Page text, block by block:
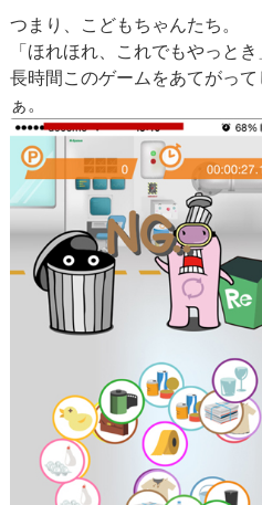
つまり、こどもちゃんたち。
「ほれほれ、これでもやっと
長時間このゲームをあてがっ
ぁ。